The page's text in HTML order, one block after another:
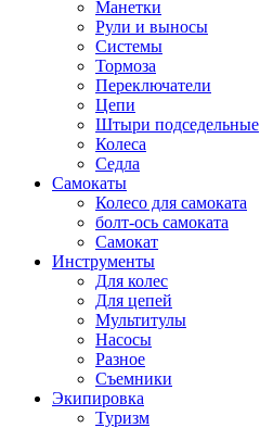
Манетки
Рули и выносы
Системы
Тормоза
Переключатели
Цепи
Штыри подседельные
Колеса
Седла
Самокаты
Колесо для самоката
болт-ось самоката
Самокат
Инструменты
Для колес
Для цепей
Мультитулы
Насосы
Разное
Съемники
Экипировка
Туризм